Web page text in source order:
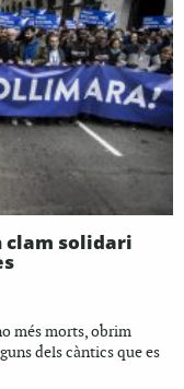
clam solidari
més morts, obrim
dels càntics que es